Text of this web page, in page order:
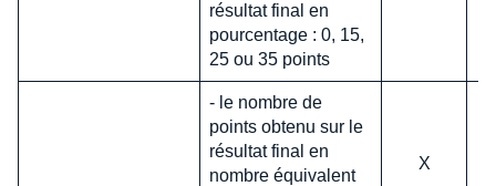
résultat final en
pourcentage : 0, 15,
25 ou 35 points
- le nombre de
points obtenu sur le
résultat final en
nombre équivalent
X